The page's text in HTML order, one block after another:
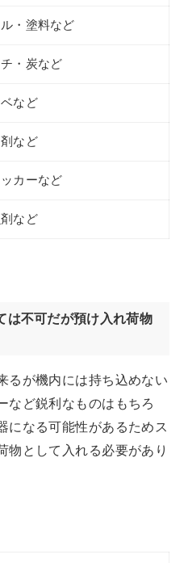
・塗料など
・炭など
など
など
カーなど
など
は不可だが預け入れ荷物
るが機内には持ち込めない
など鋭利なものはもちろ
になる可能性があるためス
物として入れる必要があり